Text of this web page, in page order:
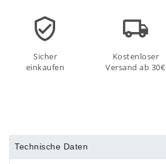
Sicher
einkaufen
Kostenloser
Versand ab 30€
Technische Daten